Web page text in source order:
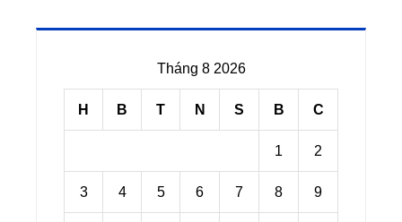
Tháng 8 2026
H B T N S B C
1 2
3 4 5 6 7 8 9